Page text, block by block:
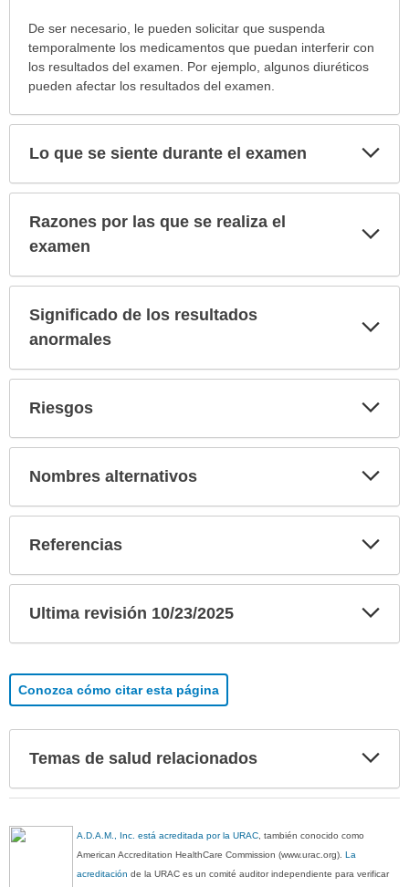
sido
extendido.
De ser necesario, le pueden solicitar que suspenda
temporalmente los medicamentos que puedan interferir con
los resultados del examen. Por ejemplo, algunos diuréticos
pueden afectar los resultados del examen.
Lo que se siente durante el examen
Razones por las que se realiza el
examen
Significado de los resultados
anormales
Riesgos
Nombres alternativos
Referencias
Ultima revisión 10/23/2025
Conozca cómo citar esta página
Temas de salud relacionados
A.D.A.M., Inc. está acreditada por la URAC, también conocido como
American Accreditation HealthCare Commission (www.urac.org).La
acreditación de la URAC es un comité auditor independiente para verificar